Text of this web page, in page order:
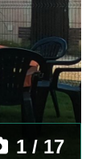
1 / 17